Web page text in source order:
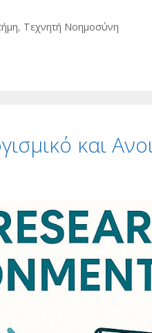
, Τεχνητή Νοημοσύνη
και